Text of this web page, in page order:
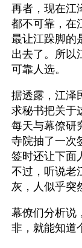
再者，现在江
都不可靠，在
最让江跺脚的
出去了。所以
可靠人选。
据透露，江泽
求秘书把关于
每天与幕僚研
寺院抽了一次
签时还让下面
不过，听说老
灰，人似乎突
幕僚们分析说
非，就能知道